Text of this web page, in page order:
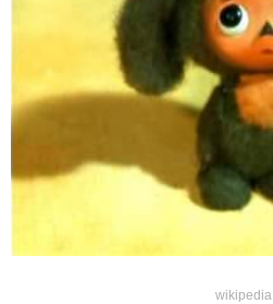
wikipedia